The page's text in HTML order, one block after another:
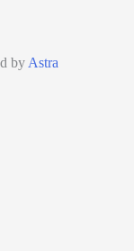
by Astra